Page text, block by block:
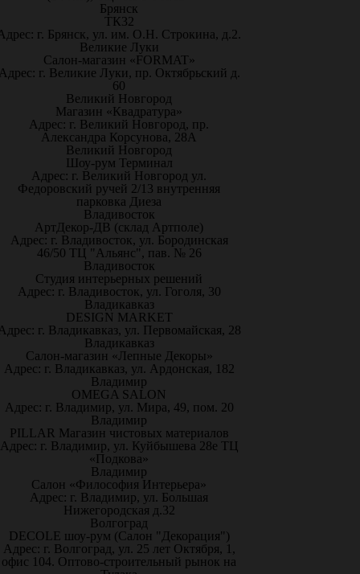
Брянск
ТК32
г. Брянск, ул. им. О.Н. Строкина, д.2.
Великие Луки
Салон-магазин «FORMAT»
г. Великие Луки, пр. Октябрьский д.
60
Великий Новгород
Магазин «Квадратура»
Адрес: г. Великий Новгород, пр.
Александра Корсунова, 28А
Великий Новгород
Шоу-рум Терминал
Адрес: г. Великий Новгород ул.
Федоровский ручей 2/13 внутренняя
парковка Диеза
Владивосток
АртДекор-ДВ (склад Артполе)
Адрес: г. Владивосток, ул. Бородинская
46/50 ТЦ "Альянс", пав. № 26
Владивосток
Студия интерьерных решений
Адрес: г. Владивосток, ул. Гоголя, 30
Владикавказ
DESIGN MARKET
г. Владикавказ, ул. Первомайская, 28
Владикавказ
Салон-магазин «Лепные Декоры»
Адрес: г. Владикавказ, ул. Ардонская, 182
Владимир
OMEGA SALON
Адрес: г. Владимир, ул. Мира, 49, пом. 20
Владимир
PILLAR Магазин чистовых материалов
Адрес: г. Владимир, ул. Куйбышева 28е ТЦ
«Подкова»
Владимир
Салон «Философия Интерьера»
Адрес: г. Владимир, ул. Большая
Нижегородская д.32
Волгоград
DECOLE шоу-рум (Салон "Декорация")
Адрес: г. Волгоград, ул. 25 лет Октября, 1,
офис 104. Оптово-строительный рынок на